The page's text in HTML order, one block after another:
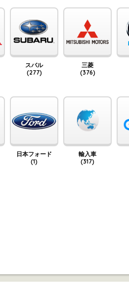
スバル
(277)
三菱
(376)
日本フォード
(1)
輸入車
(317)